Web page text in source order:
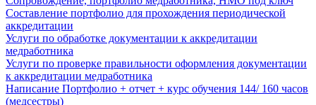
Составление портфолио для прохождения периодической
аккредитации
Услуги по обработке документации к аккредитации
медработника
Услуги по проверке правильности оформления документации
к аккредитации медработника
Написание Портфолио + отчет + курс обучения 144/ 160 часов
(медсестры)